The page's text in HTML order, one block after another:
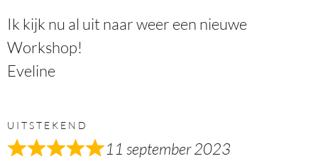
Ik kijk nu al uit naar weer een nieuwe
Workshop!
Eveline
UITSTEKEND
11 september 2023